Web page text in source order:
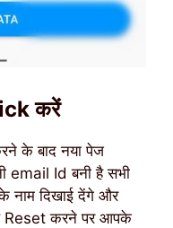
करें
के बाद नया पेज
email Id बनी है सभी
नाम दिखाई देंगे और
Reset करने पर आपके